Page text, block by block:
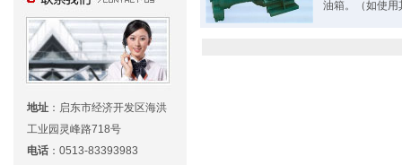
地址 ： 启东市经济开发区海洪
工业园灵峰路718号
电话 ： 0513-83393983
油箱。（如使用